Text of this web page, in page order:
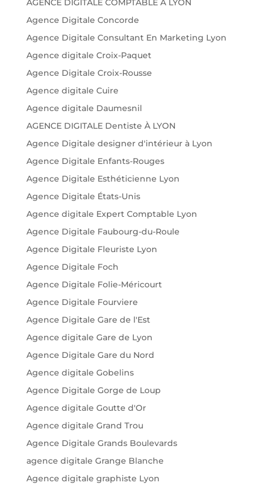
AGENCE DIGITALE COMPTABLE A LYON
Agence Digitale Concorde
Agence Digitale Consultant En Marketing Lyon
Agence digitale Croix-Paquet
Agence Digitale Croix-Rousse
Agence digitale Cuire
Agence digitale Daumesnil
AGENCE DIGITALE Dentiste À LYON
Agence Digitale designer d'intérieur à Lyon
Agence Digitale Enfants-Rouges
Agence Digitale Esthéticienne Lyon
Agence Digitale États-Unis
Agence digitale Expert Comptable Lyon
Agence Digitale Faubourg-du-Roule
Agence Digitale Fleuriste Lyon
Agence Digitale Foch
Agence Digitale Folie-Méricourt
Agence Digitale Fourviere
Agence Digitale Gare de l'Est
Agence digitale Gare de Lyon
Agence Digitale Gare du Nord
Agence digitale Gobelins
Agence Digitale Gorge de Loup
Agence digitale Goutte d'Or
Agence digitale Grand Trou
Agence Digitale Grands Boulevards
agence digitale Grange Blanche
Agence digitale graphiste Lyon